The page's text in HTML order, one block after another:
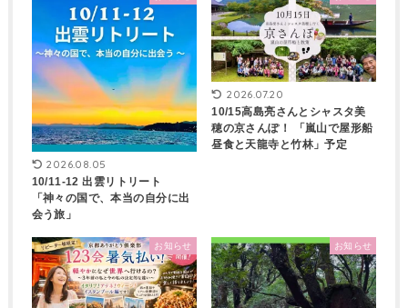
2026.08.05
10/11-12 出雲リトリート
「神々の国で、本当の自分に出
会う旅」
2026.07.20
10/15高島亮さんとシャスタ美
穂の京さんぽ！ 「嵐山で屋形船
昼食と天龍寺と竹林」予定
お知らせ お知らせ